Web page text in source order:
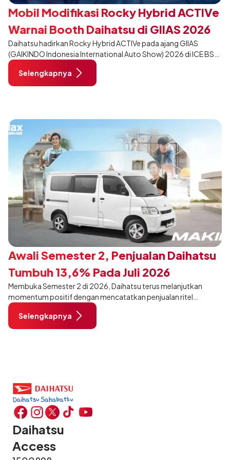
Mobil Modifikasi Rocky Hybrid ACTIVe
Warnai Booth Daihatsu di GIIAS 2026
Daihatsu hadirkan Rocky Hybrid ACTIVe pada ajang GIIAS
(GAIKINDO Indonesia International Auto Show) 2026 di ICE BSD
City, Tangerang. Terdapat 2 unit Rocky Hybrid yang
dimodifikasi untuk menghadirkan sarana inspirasi bagi
pengunjung mendukung gaya hidup yang aktif.
Selengkapnya
Awali Semester 2, Penjualan Daihatsu
Tumbuh 13,6% Pada Juli 2026
Membuka Semester 2 di 2026, Daihatsu terus melanjutkan
momentum positif dengan mencatatkan penjualan ritel
sebanyak 12.750 unit pada Juli 2026. Capaian tersebut tumbuh
13,6% dibandingkan periode yang sama tahun lalu sebanyak
11.220 unit, dan tetap stabil dibandingkan bulan Juni 2026 lalu.
Selengkapnya
Daihatsu
Access